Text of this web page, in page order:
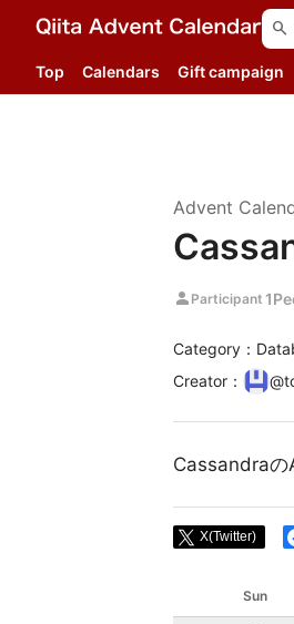
search
Top Calendars Gift campaign
Advent
person Participant 1
Category：
Creator ： @
Cassandraの
X(Twitter)
Sun